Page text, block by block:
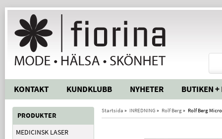
KONTAKT KUNDKLUBB NYHETER BUTIKEN +
PRODUKTER
MEDICINSK LASER
Startsida » INREDNING » Rolf Berg» Rolf Berg